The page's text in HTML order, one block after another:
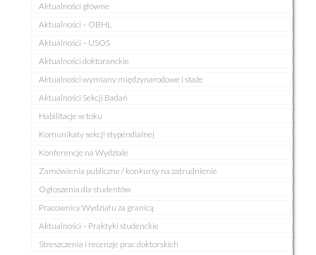
Aktualności główne
Aktualności – OBHL
Aktualności – USOS
Aktualności doktoranckie
Aktualności wymiany międzynarodowe i staże
Aktualności Sekcji Badań
Habilitacje w toku
Komunikaty sekcji stypendialnej
Konferencje na Wydziale
Zamówienia publiczne / konkursy na zatrudnienie
Ogłoszenia dla studentów
Pracownicy Wydziału za granicą
Aktualności – Praktyki studenckie
Streszczenia i recenzje prac doktorskich